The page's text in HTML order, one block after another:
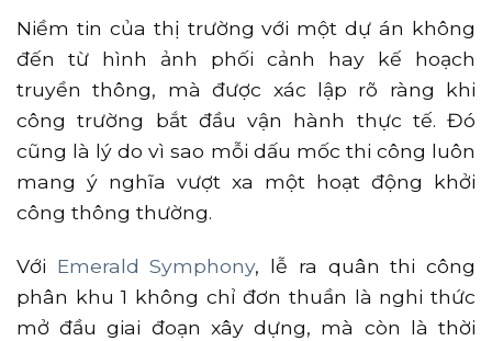
Niềm tin của thị trường với một dự án không
đến từ hình ảnh phối cảnh hay kế hoạch
truyền thông, mà được xác lập rõ ràng khi
công trường bắt đầu vận hành thực tế. Đó
cũng là lý do vì sao mỗi dấu mốc thi công luôn
mang ý nghĩa vượt xa một hoạt động khởi
công thông thường.
Với Emerald Symphony, lễ ra quân thi công
phân khu 1 không chỉ đơn thuần là nghi thức
mở đầu giai đoạn xây dựng, mà còn là thời